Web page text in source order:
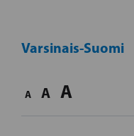
Varsinais-Suomi
A A A